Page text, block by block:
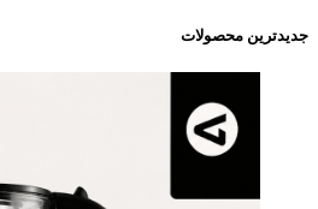
جدیدترین محصولات